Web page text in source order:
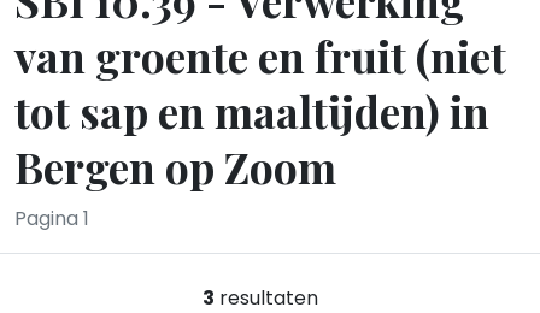
van groente en fruit (niet
tot sap en maaltijden) in
Bergen op Zoom
Pagina 1
3 resultaten